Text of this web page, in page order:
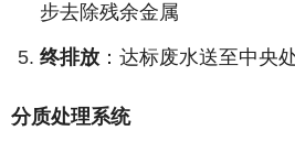
步去除残余金属
终排放 ：达标废水送至中央
分质处理系统